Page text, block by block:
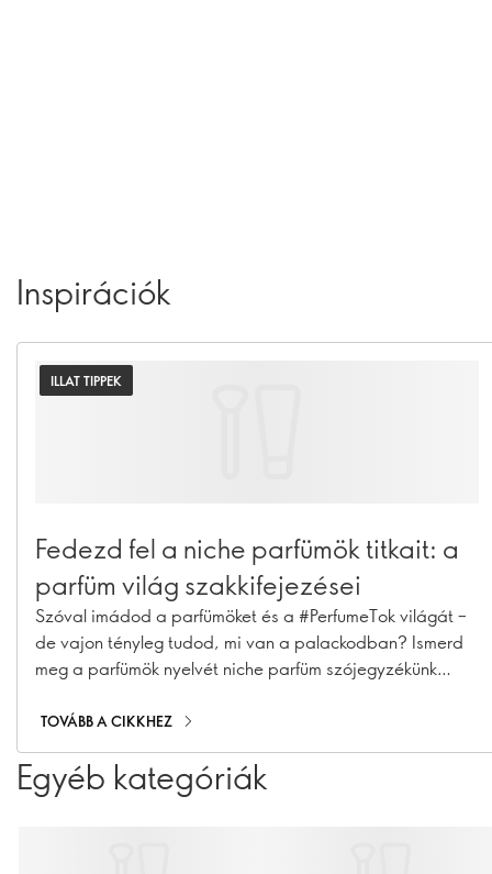
Inspirációk
ILLAT TIPPEK
Fedezd fel a niche parfümök titkait: a
parfüm világ szakkifejezései
Szóval imádod a parfümöket és a #PerfumeTok világát –
de vajon tényleg tudod, mi van a palackodban? Ismerd
meg a parfümök nyelvét niche parfüm szójegyzékünk
mögé. A legismertebb összetevőktől a niche
parfümkészítés titkaiig – itt megtalálsz mindent, amire
szükséged van ahhoz, hogy úgy beszélj (és illatozz), mint
egy igazi szakértő. Görgess tovább, és emeld
TOVÁBB A CIKKHEZ
Egyéb kategóriák